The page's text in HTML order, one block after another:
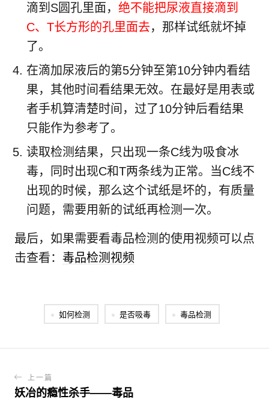
滴到S圆孔里面， 绝不能把尿液直接滴到
C、T长方形的孔里面去，那样试纸就坏掉
了。
在滴加尿液后的第5分钟至第10分钟内看结
果，其他时间看结果无效。在最好是用表或
者手机算清楚时间，过了10分钟后看结果
只能作为参考了。
读取检测结果，只出现一条C线为吸食冰
毒，同时出现C和T两条线为正常。当C线不
出现的时候，那么这个试纸是坏的，有质量
问题，需要用新的试纸再检测一次。
最后，如果需要看毒品检测的使用视频可以点
击查看： 毒品检测视频
如何检测 是否吸毒 毒品检测
上一篇
妖冶的瘾性杀手——毒品